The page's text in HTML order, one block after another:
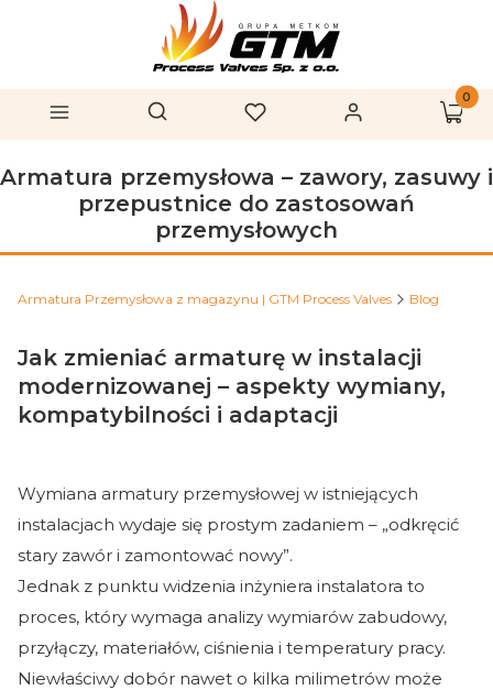
Menu Otwórz wyszukiwarkę
Szukaj Ulubione Zaloguj się
Armatura przemysłowa – zawory, zasuwy i
przepustnice do zastosowań
przemysłowych
Armatura Przemysłowa z magazynu | GTM Process Valves Blog
Jak zmieniać armaturę w instalacji
modernizowanej – aspekty wymiany,
kompatybilności i adaptacji
Wymiana armatury przemysłowej w istniejących
instalacjach wydaje się prostym zadaniem – „odkręcić
stary zawór i zamontować nowy”.
Jednak z punktu widzenia inżyniera instalatora to
proces, który wymaga analizy wymiarów zabudowy,
przyłączy, materiałów, ciśnienia i temperatury pracy.
Niewłaściwy dobór nawet o kilka milimetrów może